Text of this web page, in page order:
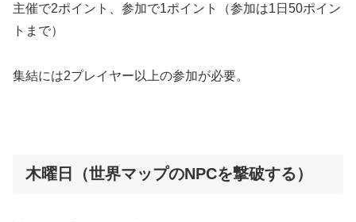
主催で2ポイント、参加で1ポイント（参加は1日50ポイン
トまで）
集結には2プレイヤー以上の参加が必要。
木曜日（世界マップのNPCを撃破する）